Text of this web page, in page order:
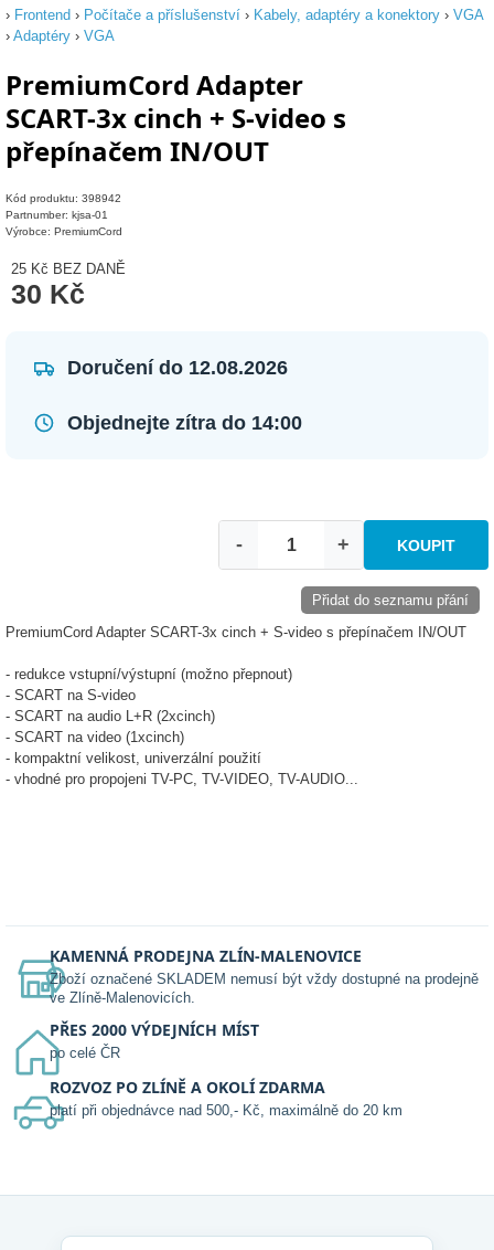
› Frontend › Počítače a příslušenství › Kabely, adaptéry a konektory › VGA
› Adaptéry › VGA
PremiumCord Adapter
SCART-3x cinch + S-video s
přepínačem IN/OUT
Kód produktu: 398942
Partnumber: kjsa-01
Výrobce: PremiumCord
BEZ DANĚ
25 Kč
30 Kč
Doručení do 12.08.2026
Objednejte zítra do 14:00
- + KOUPIT
Přidat do seznamu přání
PremiumCord Adapter SCART-3x cinch + S-video s přepínačem IN/OUT
- redukce vstupní/výstupní (možno přepnout)
- SCART na S-video
- SCART na audio L+R (2xcinch)
- SCART na video (1xcinch)
- kompaktní velikost, univerzální použití
- vhodné pro propojeni TV-PC, TV-VIDEO, TV-AUDIO...
KAMENNÁ PRODEJNA ZLÍN-MALENOVICE
Zboží označené SKLADEM nemusí být vždy dostupné na prodejně
ve Zlíně-Malenovicích.
PŘES 2000 VÝDEJNÍCH MÍST
po celé ČR
ROZVOZ PO ZLÍNĚ A OKOLÍ ZDARMA
platí při objednávce nad 500,- Kč, maximálně do 20 km